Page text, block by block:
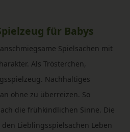
für Babys
Spielsachen mit
Als Trösterchen,
Nachhaltiges
ohne zu überreizen. So
die frühkindlichen Sinne. Die
Lieblingsspielsachen Leben